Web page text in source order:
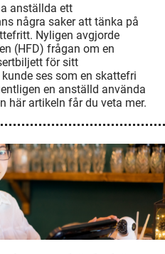
anställda ett
några saker att tänka på
Nyligen avgjorde
(HFD) frågan om en
för sitt
ses som en skattefri
en anställd använda
här artikeln får du veta mer.